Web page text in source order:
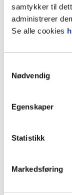
samtykker til
administrerer
Se alle cookies
Nødvendig
Egenskaper
Statistikk
Markedsføring
Ekstremt